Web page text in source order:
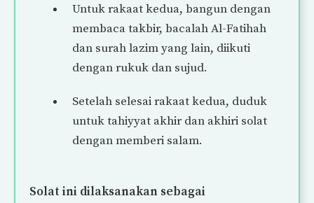
Untuk rakaat kedua, bangun dengan
membaca takbir, bacalah Al-Fatihah
dan surah lazim yang lain, diikuti
dengan rukuk dan sujud.
Setelah selesai rakaat kedua, duduk
untuk tahiyyat akhir dan akhiri solat
dengan memberi salam.
Solat ini dilaksanakan sebagai